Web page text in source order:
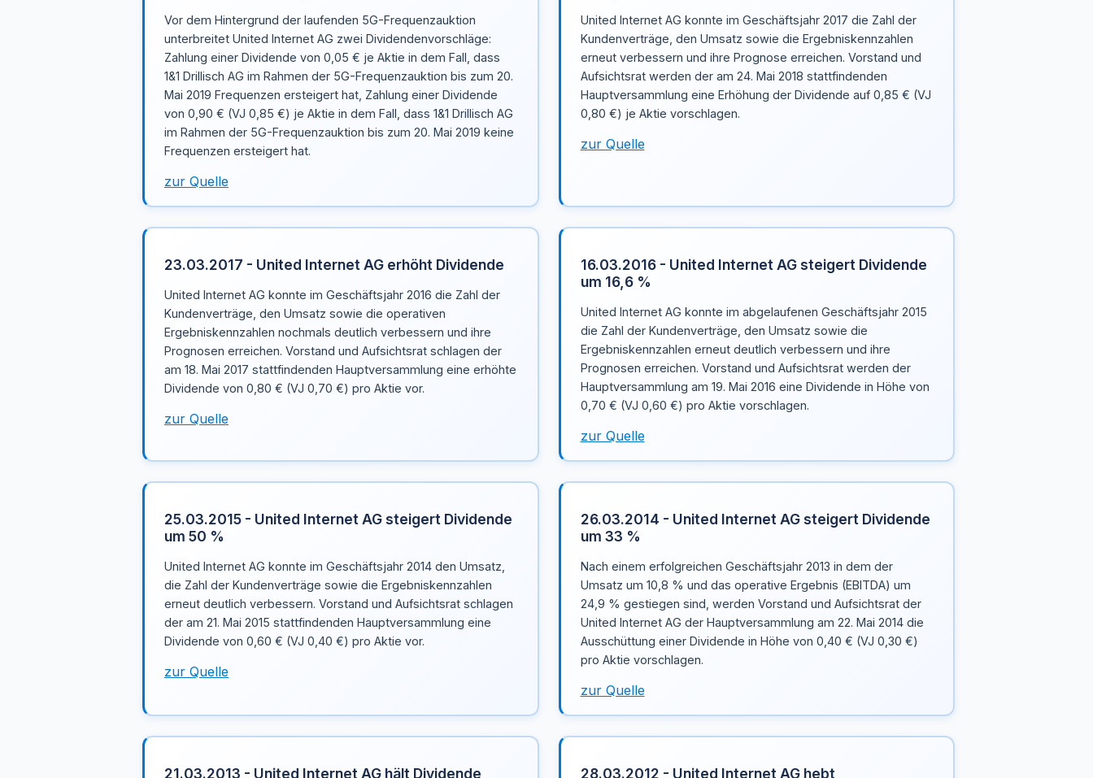
Vor dem Hintergrund der laufenden 5G-Frequenzauktion
unterbreitet United Internet AG zwei Dividendenvorschläge:
Zahlung einer Dividende von 0,05 € je Aktie in dem Fall, dass
1&1 Drillisch AG im Rahmen der 5G-Frequenzauktion bis zum 20.
Mai 2019 Frequenzen ersteigert hat, Zahlung einer Dividende
von 0,90 € (VJ 0,85 €) je Aktie in dem Fall, dass 1&1 Drillisch AG
im Rahmen der 5G-Frequenzauktion bis zum 20. Mai 2019 keine
Frequenzen ersteigert hat.
zur Quelle
United Internet AG konnte im Geschäftsjahr 2017 die Zahl der
Kundenverträge, den Umsatz sowie die Ergebniskennzahlen
erneut verbessern und ihre Prognose erreichen. Vorstand und
Aufsichtsrat werden der am 24. Mai 2018 stattfindenden
Hauptversammlung eine Erhöhung der Dividende auf 0,85 € (VJ
0,80 €) je Aktie vorschlagen.
zur Quelle
23.03.2017 - United Internet AG erhöht Dividende
United Internet AG konnte im Geschäftsjahr 2016 die Zahl der
Kundenverträge, den Umsatz sowie die operativen
Ergebniskennzahlen nochmals deutlich verbessern und ihre
Prognosen erreichen. Vorstand und Aufsichtsrat schlagen der
am 18. Mai 2017 stattfindenden Hauptversammlung eine erhöhte
Dividende von 0,80 € (VJ 0,70 €) pro Aktie vor.
zur Quelle
16.03.2016 - United Internet AG steigert Dividende
um 16,6 %
United Internet AG konnte im abgelaufenen Geschäftsjahr 2015
die Zahl der Kundenverträge, den Umsatz sowie die
Ergebniskennzahlen erneut deutlich verbessern und ihre
Prognosen erreichen. Vorstand und Aufsichtsrat werden der
Hauptversammlung am 19. Mai 2016 eine Dividende in Höhe von
0,70 € (VJ 0,60 €) pro Aktie vorschlagen.
zur Quelle
25.03.2015 - United Internet AG steigert Dividende
um 50 %
United Internet AG konnte im Geschäftsjahr 2014 den Umsatz,
die Zahl der Kundenverträge sowie die Ergebniskennzahlen
erneut deutlich verbessern. Vorstand und Aufsichtsrat schlagen
der am 21. Mai 2015 stattfindenden Hauptversammlung eine
Dividende von 0,60 € (VJ 0,40 €) pro Aktie vor.
zur Quelle
26.03.2014 - United Internet AG steigert Dividende
um 33 %
Nach einem erfolgreichen Geschäftsjahr 2013 in dem der
Umsatz um 10,8 % und das operative Ergebnis (EBITDA) um
24,9 % gestiegen sind, werden Vorstand und Aufsichtsrat der
United Internet AG der Hauptversammlung am 22. Mai 2014 die
Ausschüttung einer Dividende in Höhe von 0,40 € (VJ 0,30 €)
pro Aktie vorschlagen.
zur Quelle
21.03.2013 - United Internet AG hält Dividende 28.03.2012 - United Internet AG hebt